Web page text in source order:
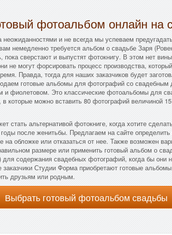
фотоальбом онлайн на
неожиданностями и не всегда мы успеваем
немедленно требуется альбом о свадьбе Заря
пока сверстают и выпустят фотокнигу. В этом нет
не могут форсировать процесс производства,
Правда, тогда для наших заказчиков будет
готовые альбомы для фотографий со свадебным
и фиолетовом. Это классические фотоальбомы для
в которые можно вставить 80 фотографий величиной
стать альтернативой фотокниге, когда хотите
после женитьбы. Предлагаем на сайте
на обложке или отказаться от нее. Также возможен
размере или применить готовый альбом о
для содержания свадебных фотографий, когда бы они
Студии Форма приобретают готовые
друзьям или родным.
Выбрать готовый фотоальбом свадьбы